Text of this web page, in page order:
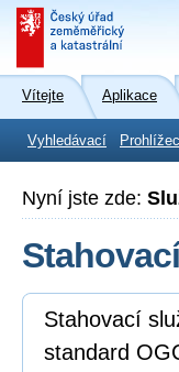
Vítejte Aplikace
Vyhledávací
Nyní jste zde:
Stahovací
standard